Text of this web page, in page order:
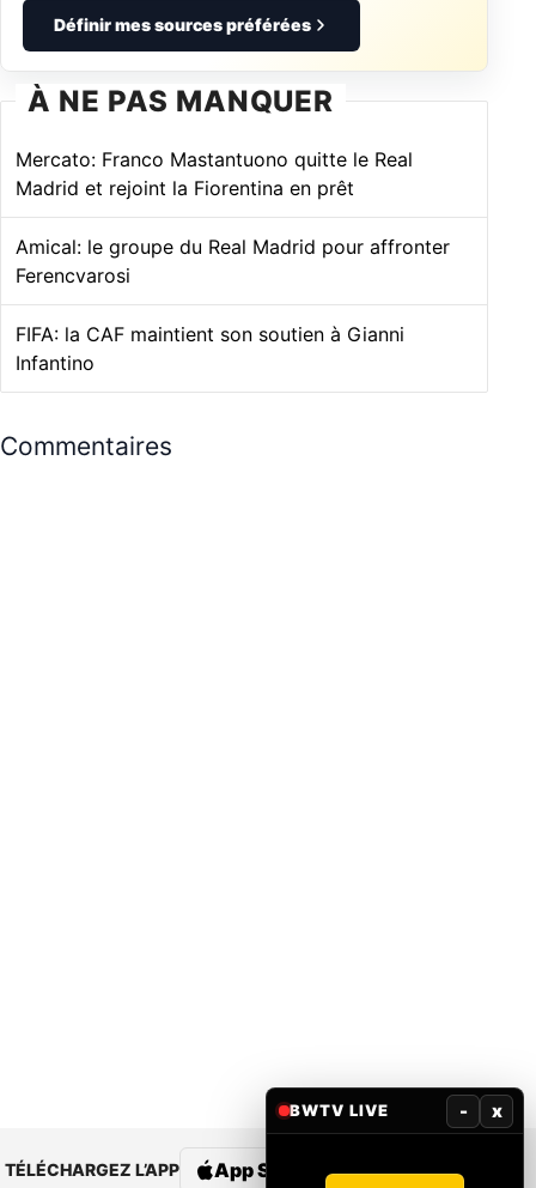
Définir mes sources préférées
À NE PAS MANQUER
Mercato: Franco Mastantuono quitte le Real
Madrid et rejoint la Fiorentina en prêt
Amical: le groupe du Real Madrid pour affronter
Ferencvarosi
FIFA: la CAF maintient son soutien à Gianni
Infantino
Commentaires
TÉLÉCHARGEZ L’APP App Store Google Play
BWTV LIVE - x